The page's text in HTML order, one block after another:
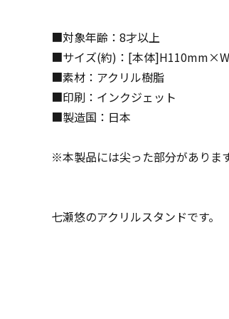
■対象年齢：8才以上
■サイズ(約)：[本体
■素材：アクリル樹脂
■印刷：インクジェット
■製造国：日本
※本製品には尖った部分がありま
七瀬悠のアクリルスタンドです。